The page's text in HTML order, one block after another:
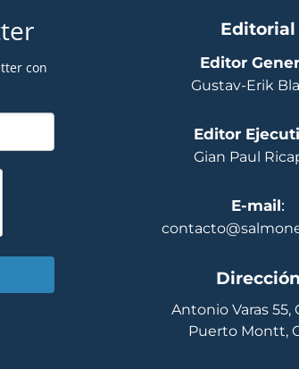
con
Editorial
Editor
Gustav-Erik
Editor
Gian Paul
E-mail:
Dirección
Antonio Varas 55,
Puerto Montt,